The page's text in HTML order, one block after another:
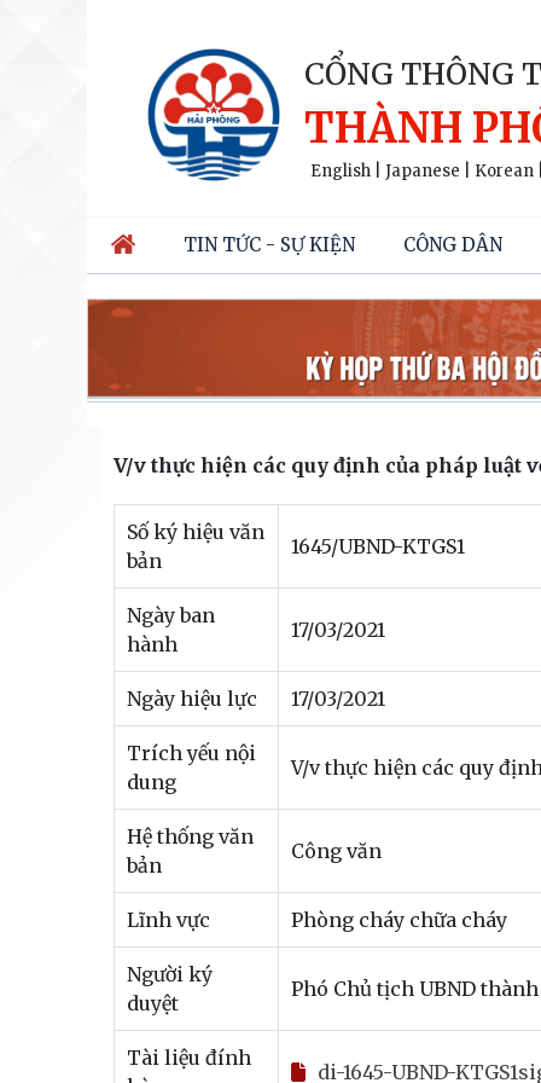
CỔNG THÔNG
THÀNH
English Japanese Korean
TIN TỨC - SỰ KIỆN CÔNG DÂN
V/v thực hiện các quy định của pháp luật
Số ký hiệu văn
bản
1645/UBND-KTGS1
Ngày ban
hành
17/03/2021
Ngày hiệu lực 17/03/2021
Trích yếu nội
dung
V/v thực hiện các quy
Hệ thống văn
bản
Công văn
Lĩnh vực Phòng cháy chữa cháy
Người ký
duyệt
Phó Chủ tịch UBND
Tài liệu đính
di-1645-UBND-